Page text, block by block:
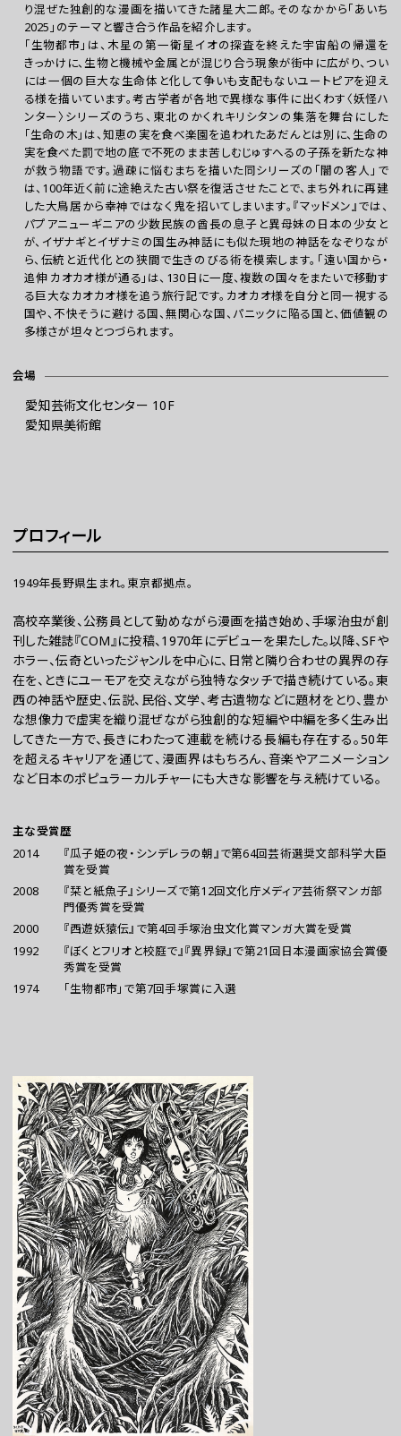
お問い合わせ
プレスの方へ
組織委員会からのお知らせ
鑑賞時のお願い
ご利用にあたって
り混ぜた独創的な漫画を描いてきた諸星大二郎。そのなかから「あいち
2025」のテーマと響き合う作品を紹介します。
「生物都市」は、木星の第一衛星イオの探査を終えた宇宙船の帰還を
きっかけに、生物と機械や金属とが混じり合う現象が街中に広がり、つい
には一個の巨大な生命体と化して争いも支配もないユートピアを迎え
る様を描いています。考古学者が各地で異様な事件に出くわす〈妖怪ハ
ンター〉シリーズのうち、東北のかくれキリシタンの集落を舞台にした
「生命の木」は、知恵の実を食べ楽園を追われたあだんとは別に、生命の
実を食べた罰で地の底で不死のまま苦しむじゅすへるの子孫を新たな神
が救う物語です。過疎に悩むまちを描いた同シリーズの「闇の客人」で
は、100年近く前に途絶えた古い祭を復活させたことで、まち外れに再建
した大鳥居から幸神ではなく鬼を招いてしまいます。『マッドメン』では、
パプアニューギニアの少数民族の酋長の息子と異母妹の日本の少女と
が、イザナギとイザナミの国生み神話にも似た現地の神話をなぞりなが
ら、伝統と近代化との狭間で生きのびる術を模索します。「遠い国から・
追伸 カオカオ様が通る」は、130日に一度、複数の国々をまたいで移動す
る巨大なカオカオ様を追う旅行記です。カオカオ様を自分と同一視する
国や、不快そうに避ける国、無関心な国、パニックに陥る国と、価値観の
多様さが坦々とつづられます。
会場
愛知芸術文化センター 10F
愛知県美術館
プロフィール
1949年長野県生まれ。東京都拠点。
高校卒業後、公務員として勤めながら漫画を描き始め、手塚治虫が創
刊した雑誌『COM』に投稿、1970年にデビューを果たした。以降、SFや
ホラー、伝奇といったジャンルを中心に、日常と隣り合わせの異界の存
在を、ときにユーモアを交えながら独特なタッチで描き続けている。東
西の神話や歴史、伝説、民俗、文学、考古遺物などに題材をとり、豊か
な想像力で虚実を織り混ぜながら独創的な短編や中編を多く生み出
してきた一方で、長きにわたって連載を続ける長編も存在する。50年
を超えるキャリアを通じて、漫画界はもちろん、音楽やアニメーション
など日本のポピュラーカルチャーにも大きな影響を与え続けている。
主な受賞歴
2014
『瓜子姫の夜・シンデレラの朝』で第64回芸術選奨文部科学大臣
賞を受賞
2008
『栞と紙魚子』シリーズで第12回文化庁メディア芸術祭マンガ部
門優秀賞を受賞
2000
『西遊妖猿伝』で第4回手塚治虫文化賞マンガ大賞を受賞
1992
『ぼくとフリオと校庭で』『異界録』で第21回日本漫画家協会賞優
秀賞を受賞
1974
「生物都市」で第7回手塚賞に入選